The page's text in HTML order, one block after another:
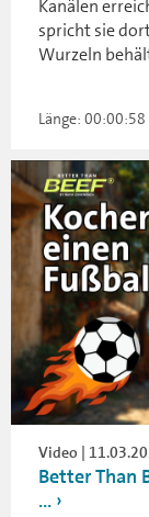
Kanälen
spricht sie
Wurzeln
Länge: 00:00:58
Video |
Better Than
...